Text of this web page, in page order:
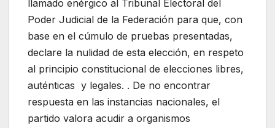
llamado enérgico al Tribunal Electoral del
Poder Judicial de la Federación para que, con
base en el cúmulo de pruebas presentadas,
declare la nulidad de esta elección, en respeto
al principio constitucional de elecciones libres,
auténticas y legales. . De no encontrar
respuesta en las instancias nacionales, el
partido valora acudir a organismos